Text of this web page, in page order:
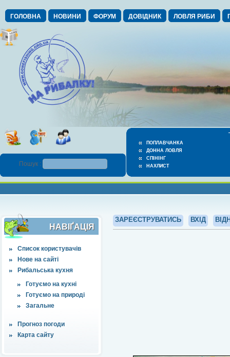
ГОЛОВНА НОВИНИ ФОРУМ ДОВІДНИК ЛОВЛЯ РИБИ
ПОПЛАВЧАНКА
ДОННА ЛОВЛЯ
СПІНІНГ
НАХЛИСТ
Пошук :
НАВІҐАЦІЯ
Список користувачів
Нове на сайті
Рибальська кухня
Готуємо на кухні
Готуємо на природі
Загальне
Прогноз погоди
Карта сайту
ЗАРЕЄСТРУВАТИСЬ ВХІД